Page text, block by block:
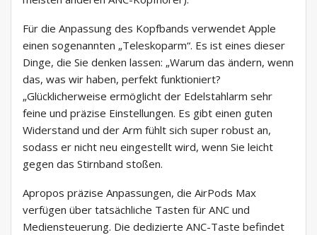
Für die Anpassung des Kopfbands verwendet Apple
einen sogenannten „Teleskoparm“. Es ist eines dieser
Dinge, die Sie denken lassen: „Warum das ändern, wenn
das, was wir haben, perfekt funktioniert?
„Glücklicherweise ermöglicht der Edelstahlarm sehr
feine und präzise Einstellungen. Es gibt einen guten
Widerstand und der Arm fühlt sich super robust an,
sodass er nicht neu eingestellt wird, wenn Sie leicht
gegen das Stirnband stoßen.
Apropos präzise Anpassungen, die AirPods Max
verfügen über tatsächliche Tasten für ANC und
Mediensteuerung. Die dedizierte ANC-Taste befindet